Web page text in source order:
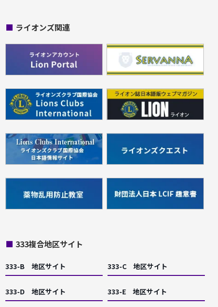
■ ライオンズ関連
■ 333複合地区サイト
333-B 地区サイト 333-C 地区サイト
333-D 地区サイト 333-E 地区サイト